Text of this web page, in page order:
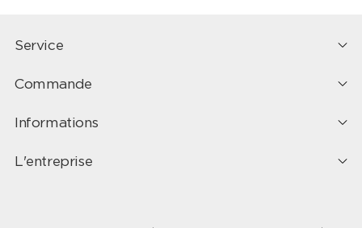
Service
Commande
Informations
L'entreprise